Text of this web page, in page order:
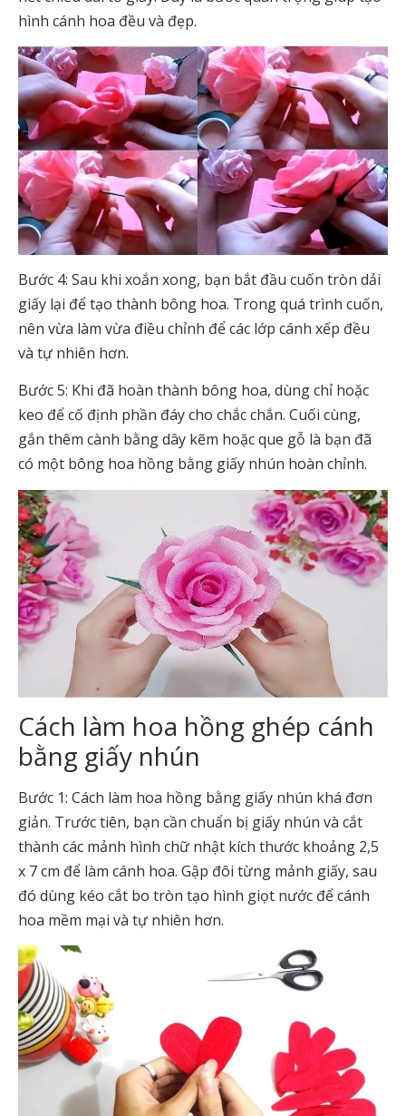
hình cánh hoa đều và đẹp.
Bước 4: Sau khi xoắn xong, bạn bắt đầu cuốn tròn dải
giấy lại để tạo thành bông hoa. Trong quá trình cuốn,
nên vừa làm vừa điều chỉnh để các lớp cánh xếp đều
và tự nhiên hơn.
Bước 5: Khi đã hoàn thành bông hoa, dùng chỉ hoặc
keo để cố định phần đáy cho chắc chắn. Cuối cùng,
gắn thêm cành bằng dây kẽm hoặc que gỗ là bạn đã
có một bông hoa hồng bằng giấy nhún hoàn chỉnh.
Cách làm hoa hồng ghép cánh
bằng giấy nhún
Bước 1: Cách làm hoa hồng bằng giấy nhún khá đơn
giản. Trước tiên, bạn cần chuẩn bị giấy nhún và cắt
thành các mảnh hình chữ nhật kích thước khoảng 2,5
x 7 cm để làm cánh hoa. Gập đôi từng mảnh giấy, sau
đó dùng kéo cắt bo tròn tạo hình giọt nước để cánh
hoa mềm mại và tự nhiên hơn.